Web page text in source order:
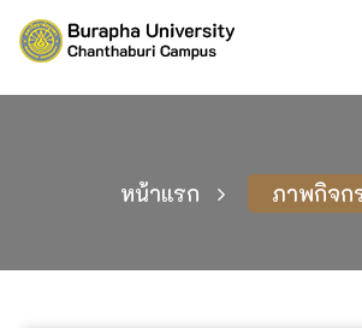
หน้าแรก ภาพกิจก